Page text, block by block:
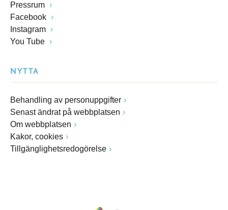
Pressrum
Facebook
Instagram
You Tube
NYTTA
Behandling av personuppgifter
Senast ändrat på webbplatsen
Om webbplatsen
Kakor, cookies
Tillgänglighetsredogörelse